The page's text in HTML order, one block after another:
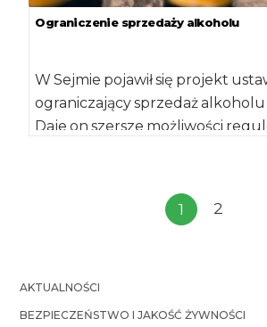
Ograniczenie sprzedaży alkoholu
W Sejmie pojawił się projekt
ograniczający sprzedaż
Daje on szersze możliwości
1 2
AKTUALNOŚCI
BEZPIECZEŃSTWO I JAKOŚĆ ŻYWNOŚCI